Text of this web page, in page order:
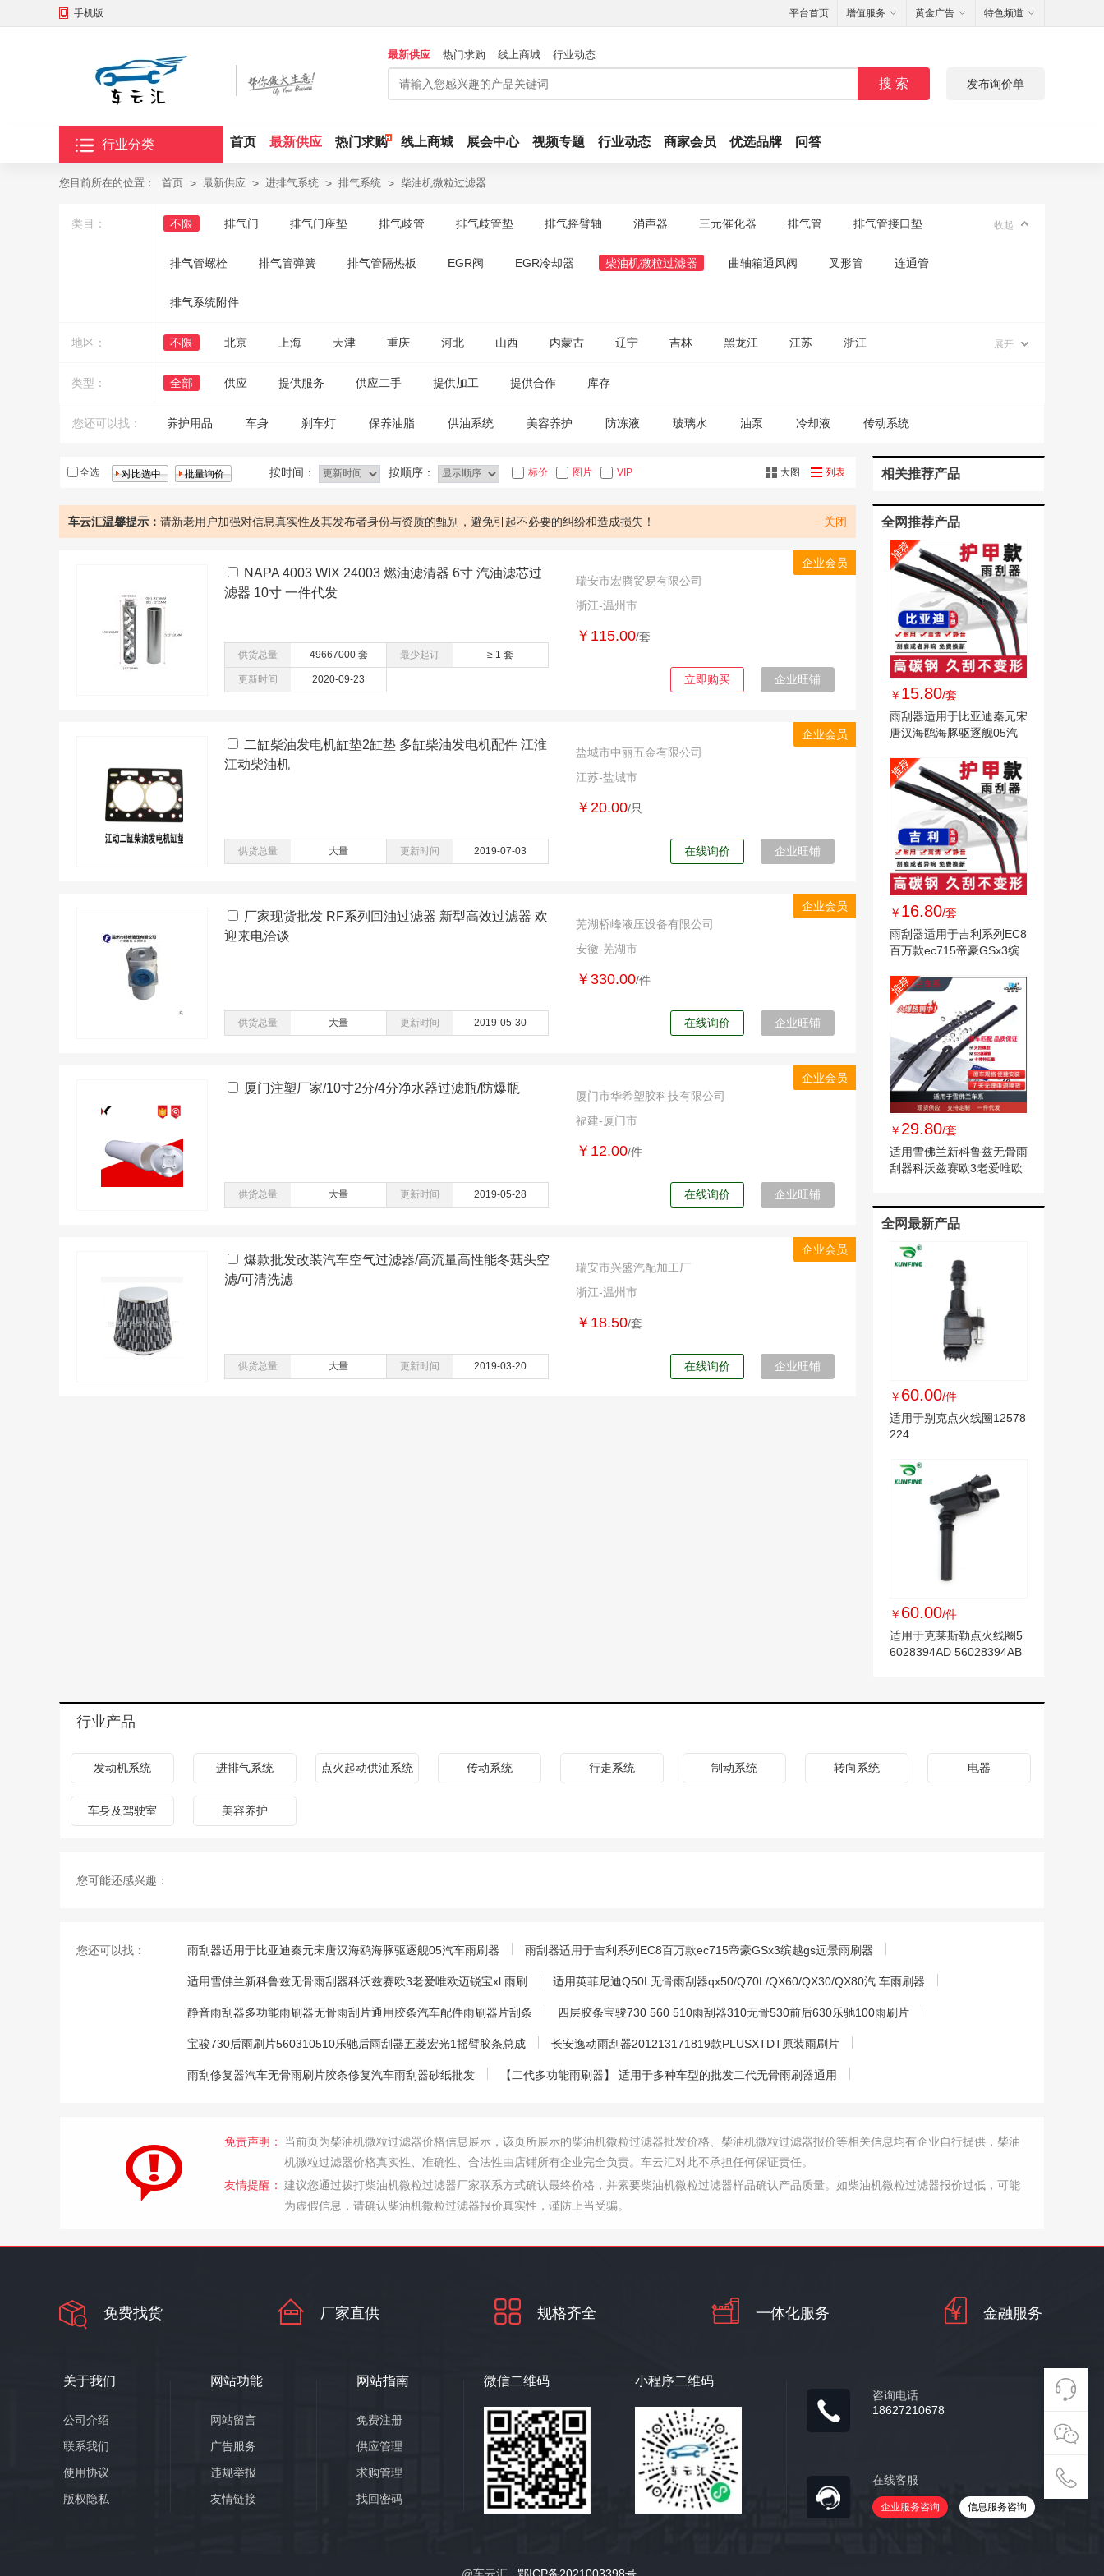
手机版 平台首页 增值服务 黄金广告 特色频道
最新供应 热门求购 线上商城 行业动态
搜 索 发布询价单
行业分类 首页 最新供应 热门求购 线上商城 展会中心 视频专题 行业动态 商家会员 优选品牌 问答
您目前所在的位置： 首页 > 最新供应 > 进排气系统 > 排气系统 > 柴油机微粒过滤器
类目： 不限 排气门 排气门座垫 排气歧管 排气歧管垫 排气摇臂轴 消声器 三元催化器 排气管 排气管接口垫
排气管螺栓 排气管弹簧 排气管隔热板 EGR阀 EGR冷却器 柴油机微粒过滤器 曲轴箱通风阀 叉形管 连通管
排气系统附件
收起
地区： 不限 北京 上海 天津 重庆 河北 山西 内蒙古 辽宁 吉林 黑龙江 江苏 浙江 展开
类型： 全部 供应 提供服务 供应二手 提供加工 提供合作 库存
您还可以找： 养护用品 车身 刹车灯 保养油脂 供油系统 美容养护 防冻液 玻璃水 油泵 冷却液 传动系统
全选 按时间： 按顺序： 标价 图片 VIP 大图 列表
车云汇温馨提示： 请新老用户加强对信息真实性及其发布者身份与资质的甄别，避免引起不必要的纠纷和造成损失！ 关闭
￥115.00/套
NAPA 4003 WIX 24003 燃油滤清器 6寸 汽油滤芯过
滤器 10寸 一件代发
瑞安市宏腾贸易有限公司
浙江-温州市
企业会员
立即购买 企业旺铺
供货总量 49667000 套 最少起订 ≥ 1 套
更新时间 2020-09-23
￥20.00/只
二缸柴油发电机缸垫2缸垫 多缸柴油发电机配件 江淮
江动柴油机
盐城市中丽五金有限公司
江苏-盐城市
企业会员
在线询价 企业旺铺
供货总量 大量 更新时间 2019-07-03
￥330.00/件
厂家现货批发 RF系列回油过滤器 新型高效过滤器 欢
迎来电洽谈
芜湖桥峰液压设备有限公司
安徽-芜湖市
企业会员
在线询价 企业旺铺
供货总量 大量 更新时间 2019-05-30
￥12.00/件
厦门注塑厂家/10寸2分/4分净水器过滤瓶/防爆瓶
厦门市华希塑胶科技有限公司
福建-厦门市
企业会员
在线询价 企业旺铺
供货总量 大量 更新时间 2019-05-28
￥18.50/套
爆款批发改装汽车空气过滤器/高流量高性能冬菇头空
滤/可清洗滤
瑞安市兴盛汽配加工厂
浙江-温州市
企业会员
在线询价 企业旺铺
供货总量 大量 更新时间 2019-03-20
相关推荐产品
全网推荐产品
￥ 15.80/套
雨刮器适用于比亚迪秦元宋
唐汉海鸥海豚驱逐舰05汽
￥ 16.80/套
雨刮器适用于吉利系列EC8
百万款ec715帝豪GSx3缤
￥ 29.80/套
适用雪佛兰新科鲁兹无骨雨
刮器科沃兹赛欧3老爱唯欧
全网最新产品
￥ 60.00/件
适用于别克点火线圈12578
224
￥ 60.00/件
适用于克莱斯勒点火线圈5
6028394AD 56028394AB
行业产品
发动机系统 进排气系统 点火起动供油系统 传动系统 行走系统 制动系统 转向系统 电器
车身及驾驶室 美容养护
您可能还感兴趣：
您还可以找： 雨刮器适用于比亚迪秦元宋唐汉海鸥海豚驱逐舰05汽车雨刷器 雨刮器适用于吉利系列EC8百万款ec715帝豪GSx3缤越gs远景雨刷器
适用雪佛兰新科鲁兹无骨雨刮器科沃兹赛欧3老爱唯欧迈锐宝xl 雨刷 适用英菲尼迪Q50L无骨雨刮器qx50/Q70L/QX60/QX30/QX80汽 车雨刷器
静音雨刮器多功能雨刷器无骨雨刮片通用胶条汽车配件雨刷器片刮条 四层胶条宝骏730 560 510雨刮器310无骨530前后630乐驰100雨刷片
宝骏730后雨刷片560310510乐驰后雨刮器五菱宏光1摇臂胶条总成 长安逸动雨刮器201213171819款PLUSXTDT原装雨刷片
雨刮修复器汽车无骨雨刷片胶条修复汽车雨刮器砂纸批发 【二代多功能雨刷器】 适用于多种车型的批发二代无骨雨刷器通用
免责声明：
当前页为柴油机微粒过滤器价格信息展示，该页所展示的柴油机微粒过滤器批发价格、柴油机微粒过滤器报价等相关信息均有企业自行提供，柴油
机微粒过滤器价格真实性、准确性、合法性由店铺所有企业完全负责。车云汇对此不承担任何保证责任。
友情提醒： 建议您通过拨打柴油机微粒过滤器厂家联系方式确认最终价格，并索要柴油机微粒过滤器样品确认产品质量。如柴油机微粒过滤器报价过低，可能
为虚假信息，请确认柴油机微粒过滤器报价真实性，谨防上当受骗。
免费找货 厂家直供 规格齐全 一体化服务 金融服务
关于我们
公司介绍
联系我们
使用协议
版权隐私
网站功能
网站留言
广告服务
违规举报
友情链接
网站指南
免费注册
供应管理
求购管理
找回密码
微信二维码 小程序二维码
咨询电话
18627210678
在线客服
企业服务咨询 信息服务咨询